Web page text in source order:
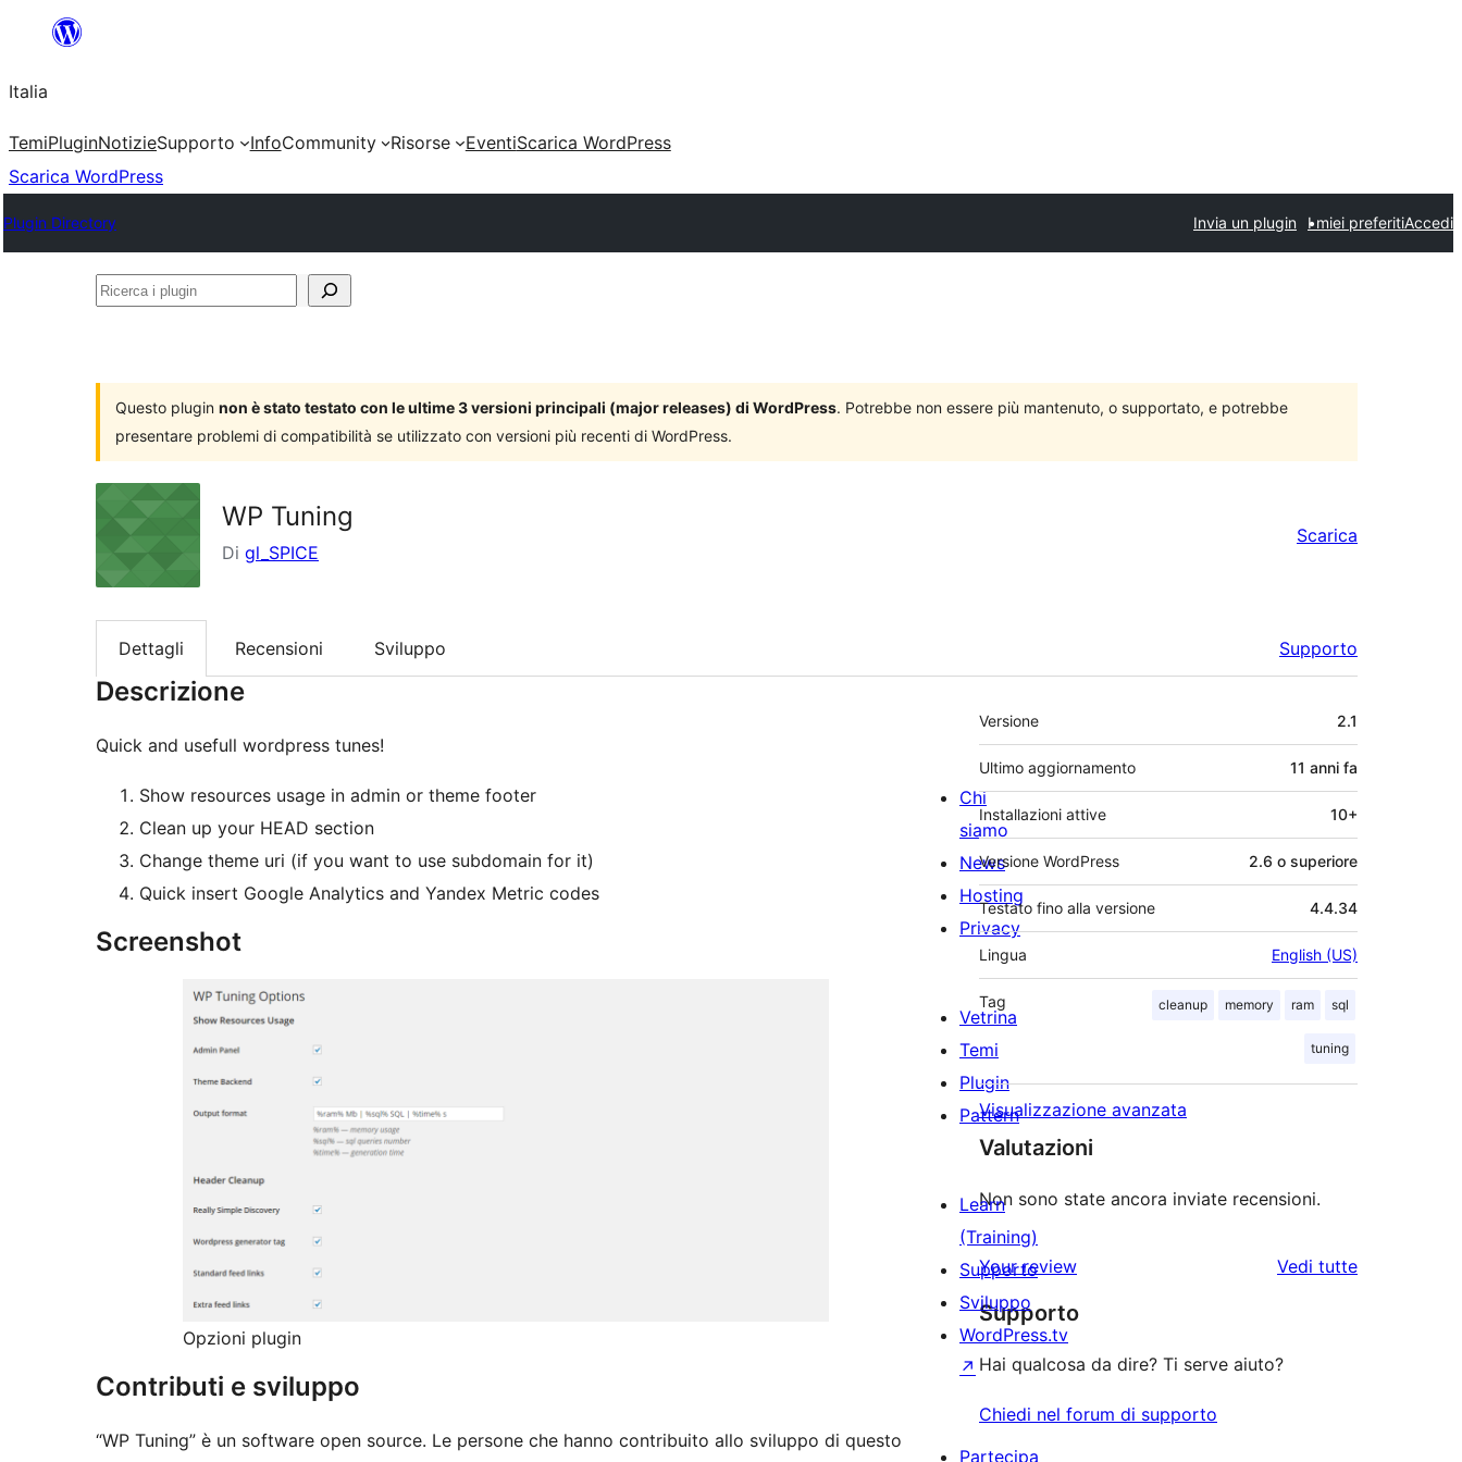
contenuto
Italia
TemiPluginNotizieSupporto InfoCommunity Risorse EventiScarica WordPress
Scarica WordPress
Plugin Directory Invia un plugin I miei preferitiAccedi
Ricerca
Questo plugin non è stato testato con le ultime 3 versioni principali (major releases) di WordPress. Potrebbe non essere più mantenuto, o supportato, e potrebbe
presentare problemi di compatibilità se utilizzato con versioni più recenti di WordPress.
WP Tuning
Di gl_SPICE
Scarica
Dettagli Recensioni Sviluppo Supporto
Descrizione
Quick and usefull wordpress tunes!
Show resources usage in admin or theme footer
Clean up your HEAD section
Change theme uri (if you want to use subdomain for it)
Quick insert Google Analytics and Yandex Metric codes
Screenshot
Opzioni plugin
Contributi e sviluppo
“WP Tuning” è un software open source. Le persone che hanno contribuito allo sviluppo di questo
Meta
Versione 2.1
Ultimo aggiornamento 11 anni fa
Installazioni attive 10+
Versione WordPress 2.6 o superiore
Testato fino alla versione 4.4.34
Lingua English (US)
Tag cleanup memory ram sql
tuning
Visualizzazione avanzata
Valutazioni
Non sono state ancora inviate recensioni.
Your review Vedi tuttele
Supporto
Hai qualcosa da dire? Ti serve aiuto?
Chiedi nel forum di supporto
Chi
siamo
News
Hosting
Privacy
Vetrina
Temi
Plugin
Pattern
Learn
(Training)
Supporto
Sviluppo
WordPress.tv
↗
Partecipa